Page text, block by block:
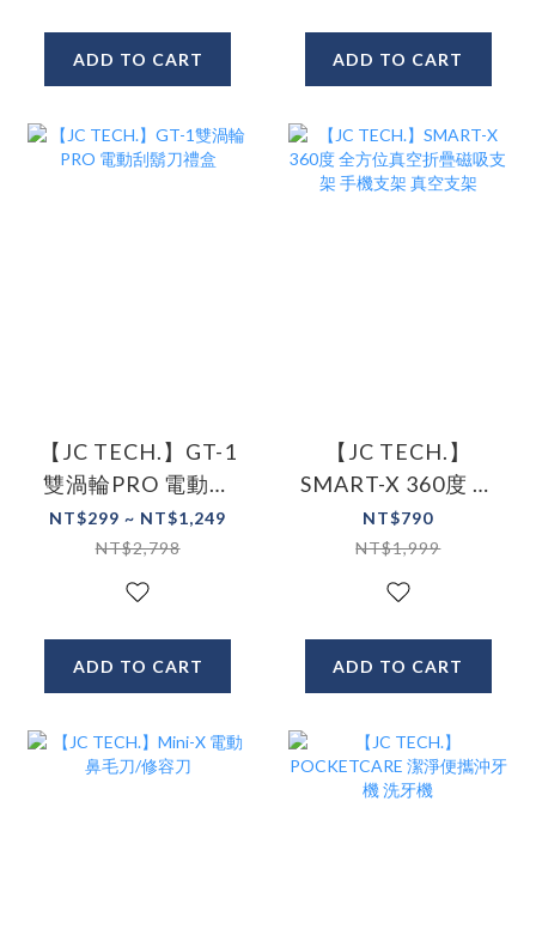
ADD TO CART ADD TO CART
【JC TECH.】GT-1
雙渦輪PRO 電動刮
鬍刀禮盒
NT$299 ~ NT$1,249
NT$2,798
ADD TO CART
【JC TECH.】
SMART-X 360度 全
方位真空折疊磁吸
支架 手機支架 真空
支架
NT$790
NT$1,999
ADD TO CART